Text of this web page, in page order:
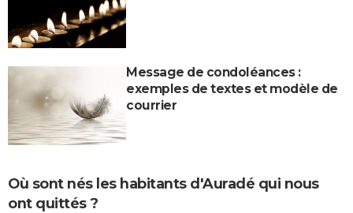
Message de condoléances :
exemples de textes et modèle de
courrier
Où sont nés les habitants d'Auradé qui nous
ont quittés ?